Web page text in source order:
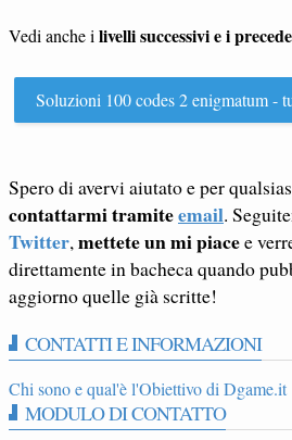
Vedi anche i livelli successivi e i
Soluzioni 100 codes 2 enigmatum -
Spero di avervi aiutato e per
contattarmi tramiteemail.
Twitter,mettete un mi piacee
direttamente in bacheca quando
aggiorno quelle già scritte!
CONTATTI E INFORMAZIONI
Chi sono e qual'è l'Obiettivo di Dgame.it
MODULO DI CONTATTO